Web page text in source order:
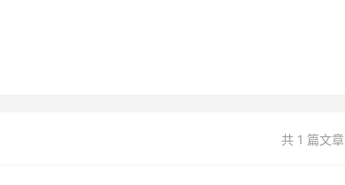
共 1 篇文章